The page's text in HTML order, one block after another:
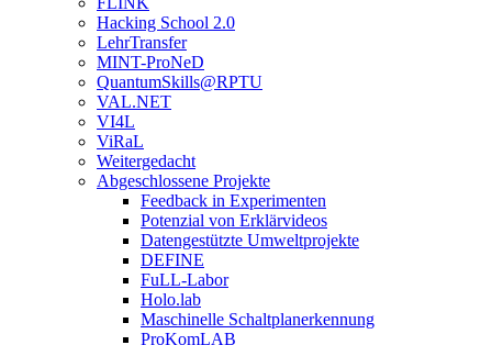
Hacking School 2.0
LehrTransfer
MINT-ProNeD
QuantumSkills@RPTU
VAL.NET
VI4L
ViRaL
Weitergedacht
Abgeschlossene Projekte
Feedback in Experimenten
Potenzial von Erklärvideos
Datengestützte Umweltprojekte
DEFINE
FuLL-Labor
Holo.lab
Maschinelle Schaltplanerkennung
ProKomLAB